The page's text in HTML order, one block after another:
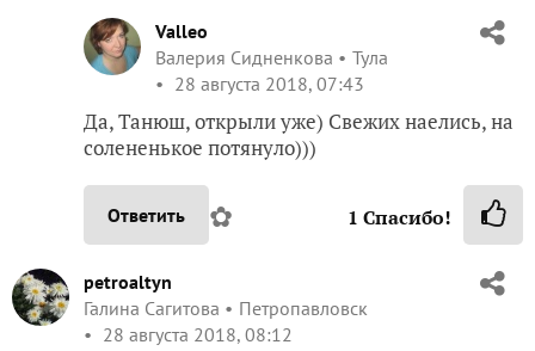
Valleo
Валерия Сидненкова
Тула
28 августа 2018, 07:43
Да, Танюш, открыли уже) Свежих наелись, на
солененькое потянуло)))
Ответить ✿ 1 Спасибо!
petroaltyn
Галина Сагитова
Петропавловск
28 августа 2018, 08:12